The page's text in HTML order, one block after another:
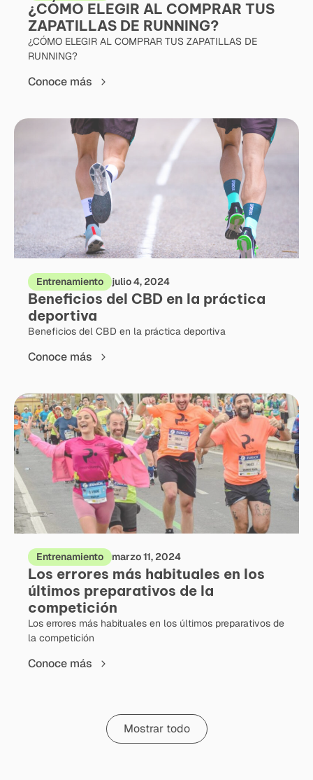
¿CÓMO ELEGIR AL COMPRAR TUS
ZAPATILLAS DE RUNNING?
¿CÓMO ELEGIR AL COMPRAR TUS ZAPATILLAS DE
RUNNING?
Conoce más
Entrenamiento julio 4, 2024
Beneficios del CBD en la práctica
deportiva
Beneficios del CBD en la práctica deportiva
Conoce más
Entrenamiento marzo 11, 2024
Los errores más habituales en los
últimos preparativos de la
competición
Los errores más habituales en los últimos preparativos de
la competición
Conoce más
Mostrar todo